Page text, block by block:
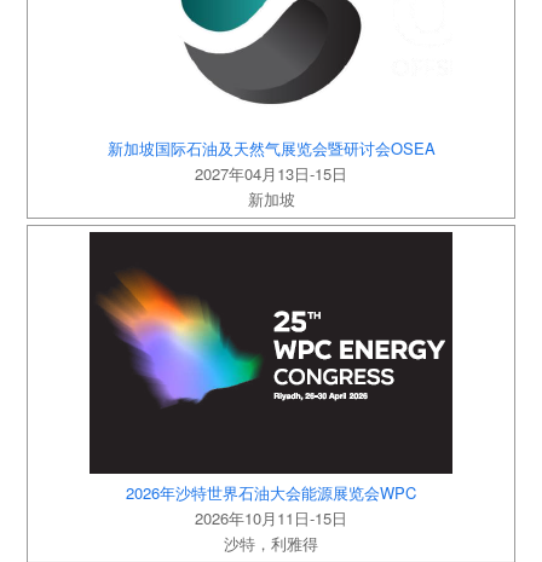
新加坡国际石油及天然气展览会暨研讨会OSEA
2027年04月13日-15日
新加坡
2026年沙特世界石油大会能源展览会WPC
2026年10月11日-15日
沙特，利雅得